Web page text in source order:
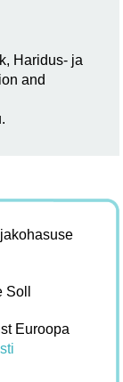
Haridus- ja
and
Euroopa